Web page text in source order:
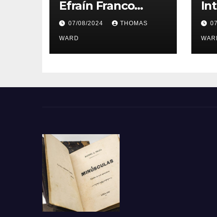
Efraín Franco
Ochoa le interesa
González Prada
07/08/2024 THOMAS
WARD